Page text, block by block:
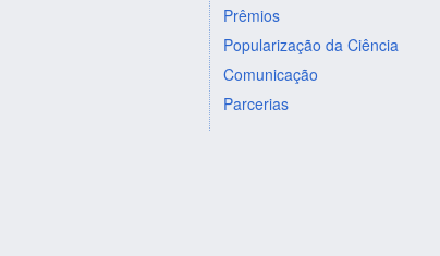
Prêmios
Popularização da Ciência
Comunicação
Parcerias